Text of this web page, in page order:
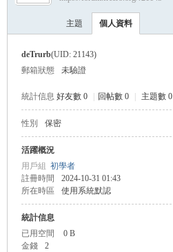
›
主題 個人資料
deTrurb(UID: 21143)
郵箱狀態
未驗證
統計信息 好友數 0 回帖數 0 主題數 0
性別 保密
活躍概況
用戶組 初學者
註冊時間
2024-10-31 01:43
所在時區
使用系統默認
統計信息
已用空間
0 B
金錢
2